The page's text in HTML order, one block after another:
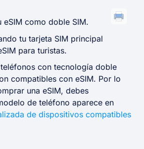
eSIM como doble SIM.
tu tarjeta SIM principal
para turistas.
con tecnología doble
compatibles con eSIM. Por lo
una eSIM, debes
de teléfono aparece en
de dispositivos compatibles